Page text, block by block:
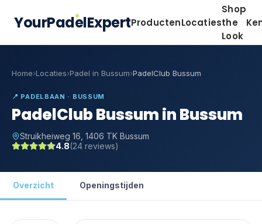
YourPadelExpertProductenLocaties
Shop
the
Look
Home›Locaties›Padel in Bussum›PadelClub Bussum
📍 PADELBAAN · BUSSUM
PadelClub Bussum in Bussum
Struikheiweg 16, 1406 TK Bussum
4.8(24 reviews)
Overzicht Openingstijden